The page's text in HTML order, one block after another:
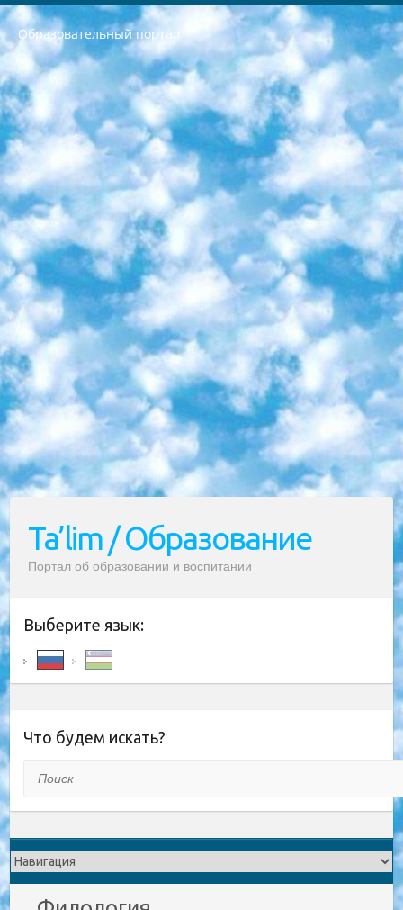
Образовательный портал
РЕСПУБЛИКА УЗБЕКИСТАН МИНИСТРЕРСТВО ДОШКОЛЬНОГО И ШКОЛЬНОГО ОБРАЗОВАНИЯ КОМАНДА в общеобразовательных учреждениях в 2023-2024 учебном году организация и проведение итоговой государственной аттестации обучающихся о Министра дошкольного и школьного образования Республики Узбекистан от 4 марта 2008 года (постановлением Минюста от 20 марта 2008 года № 1778 государственной регистрации) «Итоговое состояние учащихся общего среднего образования на основании положения об утверждении положения об аттестации общего среднего образования выпускной экзамен студентов в образовательных учреждениях в 2023-2024 учебном году В целях организации и прохождения аттестации приказываю: 1. Следующее: перечень предметов, по которым будет проводиться итоговая государственная аттестация и экзамен формы перевода согласно приложению 1; сертификаты международного образца, оценивающие уровень владения иностранными языками перечень согласно приложению 2; 2. Педагогический при специализированных образовательных учреждениях. научно-практический центр квалификации и международной оценки (Д.Давидова) 2024 г. До 25 марта: задания по предметам, по которым будет проводиться итоговая аттестация разработка и утверждение технических условий; итоговая аттестация на основании разработанного предметного задания разработка вопросов по предметам (устно и письменно), экзамен передача; общеобразовательные средние школы и специальные учебные заведения учащиеся выпускных классов школ и интернатов в агентской системе подготовка базы данных экзаменационных материалов и критериев оценки; перевод базы экзаменационных материалов на все языки обучения подать в Республиканский образовательный центр для изготовления; варианты экзаменов на основе разработанных контрольных материалов пусть будут поставлены задачи формирования. 3. Республиканский образовательный центр (Ш.Худайкулов) до 5 апреля 2024 года. до: база данных предоставленных экзаменационных материалов на все языки обучения перевод и экспертиза; для слепых, слабовидящих, глухих, слабослышащих и умственно отсталых детей учащиеся выпускных классов специализированных школ и школ-интернатов база данных экзаменационных материалов на всех преподаваемых языках подготовка критериев оценки; специализированные школы для умственно отсталых детей и технологии для учащихся выпускных классов школ-интернатов разработка соответствующих рекомендаций и критериев проведения ЕГЭ по естествознанию давать задания. 4. Педагогический при специализированных образовательных учреждениях. Научно-практический центр навыков и международной оценки (Д.Давидова), Республика образовательный центр (Худайкулов Ш.) итоговый государственный аттестационный экзамен ориентирован на творческое и логическое мышление при подготовке базы материалов учитывать введение заданий. 5. Следует отметить, что: сертификат государственного образца о знании общеобразовательного предмета и как минимум национальный уровень B1 по предметам на иностранных языках, указанным в Приложении 2. или международно признанный сертификат эквивалентного уровня студенты, изучающие определенный предмет, освобождаются от экзамена; по соответствующим предметам запланирована итоговая государственная аттестация за день до дня, путем жеребьевки Рабочей группой (в письменной форме по предметам, проводимым в форме) из числа сформированных вариантов выбрано 2 варианта; 2 выбранных варианта экзамена анонсированы на официальном сайте министерства и все выпускники по всей стране на основе этих вариантов проводит итоговую государственную аттестацию. 6. Государственное образование учащихся средних общеобразовательных учреждений. знания в соответствии с квалификационными требованиями, которые необходимо приобрести на основании стандартов итоговый (выпускной) контроль для 9 и 11 классов в целях тестирования Экзамены (далее – экзамены) состоят из предметов, перечисленных в приложении 1. будет сделано. 7. Экзамены пройдут с 26 мая по 15 июня 2024 г. (кроме науки физического воспитания). 8. Физическая для учащихся 9 классов общесредних образовательных учреждений. Экзамены по предмету «Образование, квалификация медицина» 1-6 мая 2024 года. сотрудники перевести под присмотр (с отклонениями в физическом или умственном развитии) специализированная школа для детей, школы-интернаты и со сколиозом школы-интернаты санаторного типа для больных детей исключены). 9. Он был слепым, слабовидящим и имел нарушения опорно-двигательного аппарата. экзамены в специализированных школах и интернатах для детей должны проводиться исходя из требований, предъявляемых к общеобразовательным учреждениям (физкультура кроме науки). 10. Специализированная школа для глухих и слабослышащих детей. и экзамены в интернатах и быть реализован в виде письменного теста по математике. 11. Специальность для умственно отсталых детей. Для 9 класса Родной язык и литературное письмо Государственный язык (язык обучения – узбекский). для неклассов) написано Математическое письмо Письменная/устная история Узбекистана Физическое воспитание практично Итоговый контроль Для 11 класса Написание родного языка и литературы (эссе) Математическое письмо Узбекский язык (обучение на узбекском языке) не посещающее общее среднее образование для учреждений)/Образовательное учреждение выбор письменный и устный Иностранный язык письменный/устный Письменная/устная история Узбекистана *По выбору студента:  Химия  Физика  Основы государственного права  География 10 бесплатных образовательных ресурсов - Мы составили подборку онлайн-проектов с интерактивными упражнениями, видеолекциями и статьями. Они помогут вам обрести новые и освежить старые знания бесплатно. 1. «ИНТУИТ» Старейшая образовательная площадка Рунета. Здесь вы найдёте сотни текстовых и видеокурсов на десятки различных тем — от программирования до психологии. Многие курсы подготовлены российскими университетами и крупными международными компаниями вроде Intel и Microsoft. Самостоятельное обучение бесплатное, но желающие могут оплатить услуги персональных наставников. 2. «Смартия» знакомит с актуальными профессиями и подсказывает, как им обучаться. Выбрав заинтересовавшую вас специальность — SMM-специалист, фотограф, веб-дизайнер или другую, — увидите список необходимых для неё умений. Чтобы вы могли освоить их самостоятельно, для каждого умения площадка отображает подборку ссылок на учебные материалы. Хотя «Смартия» ориентируется на русскоязычную аудиторию, часть контента всё же доступна только на английском. 3. «Лекторий Физтеха» Проект Московского физико-технического института (Физтеха). С его помощью вы можете смотреть онлайн серии лекций, записанные на видео в этом вузе. В числе доступных предметов — физика, биология, химия, информационные технологии и другие. К некоторым лекциям администрация ресурса прилагает готовые конспекты, которые можно скачивать в PDF-формате. 4. ITMOcourses Онлайн-площадка Санкт-Петербургского национального исследовательского университета информационных технологий, механики и оптики (ИТМО). Ресурс предоставляет свободный доступ к курсам, разработанным в этом вузе. Каталог материалов разбит на четыре категории: «Оптические системы и технологии», «Приборостроение и робототехника», «Информационные технологии» и «Биотехнологии». Курсы состоят из видеолекций, интерактивных демонстраций и заданий. 5. «КиберЛенинка» Электронная научная библиотека открытого доступа. Каталог площадки регулярно обрастает текстами статей из различных научных изданий. Сгруппированные по журналам и рубрикам публикации можно читать онлайн или скачивать целиком в PDF-формате. Проект нацелен на популяризацию науки за счёт открытого доступа к качественной информации. 6. «ПостНаука» На этом ресурсе публикуют подборки видеолекций, составленные экспертами из разных отраслей и объединённые общими темами. Среди них, к примеру, есть серии «Биоинформатика и геномика», «Культура средневековой Скандинавии» и Cinema Studies о теории кино. Каждая подборка лекций — логически связанная история, рассказанная экспертом от первого лица. Кроме того, на сайте появляются научно-образовательные статьи и тесты на разные темы. 7. «Newочём» Команда проекта «Newочём» отбирает самые интересные тексты из англоязычных СМИ и переводит те из них, за которые голосуют участники сообщества «ВКонтакте». По большей части это научно-популярные статьи. Редакторы придумывают лишь заголовки, в остальном содержание переводов соответствует оригиналам. Полные тексты можно читать прямо в социальной сети. 8. InternetUrok Онлайн-база материалов по основным дисциплинам школьной программы. Информация на сайте структурирована по классам, предметам и темам (урокам). Каждый урок состоит из видеолекций и конспектов. Есть также интерактивные тренажёры и тесты для закрепления пройденного материала. Даже если вы давно окончили школу, возможность повторить программу старших классов всегда может пригодиться. 9. Edutainme Ещё один ресурс об образовании. В отличие от Newtonew, как мне кажется, Edutainme больше ориентируется на представителей индустрии: педагогов, предпринимателей, разработчиков образовательных проектов. Но и любой, кто просто стремится к саморазвитию, найдёт на сайте много полезного и интересного для себя. Например, информацию о новых курсах и образовательных сервисах. 10. Newtonew Онлайн-медиа об образовании и обучении в широком смысле. Авторы Newtonew пишут об инструментах, заведениях, тактиках и стратегиях, которые помогают учить других и получать новые знания самостоятельно. На этой площадке вы найдёте новости, обзоры, аналитические мат
Ta’lim / Образование
Портал об образовании и воспитании
Выберите язык:
Что будем искать?